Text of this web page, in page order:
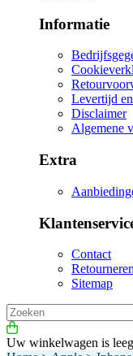
Informatie
Levertijd
Disclaimer
Algemene
Extra
Contact
Retourneren
Sitemap
Uw winkelwagen is